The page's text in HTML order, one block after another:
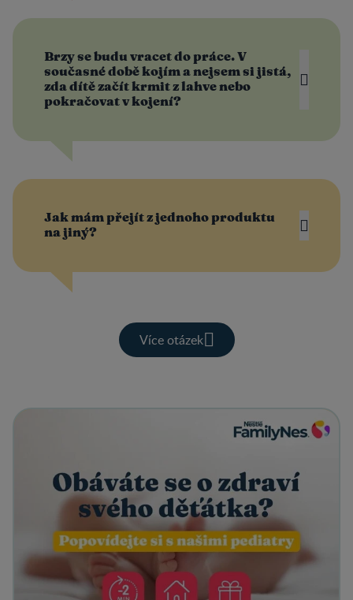
Brzy se budu vracet do práce. V
současné době kojím a nejsem si jistá,
zda dítě začít krmit z lahve nebo
pokračovat v kojení?
Jak mám přejít z jednoho produktu
na jiný?
Více otázek